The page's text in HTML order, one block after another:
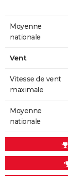
Moyenne
nationale
Vent
Vitesse de vent
maximale
Moyenne
nationale